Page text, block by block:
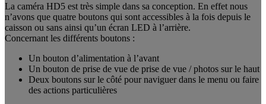
La caméra HD5 est très simple dans sa conception. En effet nous
n’avons que quatre boutons qui sont accessibles à la fois depuis le
caisson ou sans ainsi qu’un écran LED à l’arrière.
Concernant les différents boutons :
Un bouton d’alimentation à l’avant
Un bouton de prise de vue de prise de vue / photos sur le haut
Deux boutons sur le côté pour naviguer dans le menu ou faire
des actions particulières